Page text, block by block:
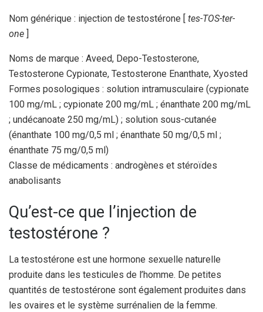
Nom générique : injection de testostérone [ tes-TOS-ter-
one ]
Noms de marque : Aveed, Depo-Testosterone,
Testosterone Cypionate, Testosterone Enanthate, Xyosted
Formes posologiques : solution intramusculaire (cypionate
100 mg/mL ; cypionate 200 mg/mL ; énanthate 200 mg/mL
; undécanoate 250 mg/mL) ; solution sous-cutanée
(énanthate 100 mg/0,5 ml ; énanthate 50 mg/0,5 ml ;
énanthate 75 mg/0,5 ml)
Classe de médicaments : androgènes et stéroïdes
anabolisants
Qu’est-ce que l’injection de
testostérone ?
La testostérone est une hormone sexuelle naturelle
produite dans les testicules de l’homme. De petites
quantités de testostérone sont également produites dans
les ovaires et le système surrénalien de la femme.